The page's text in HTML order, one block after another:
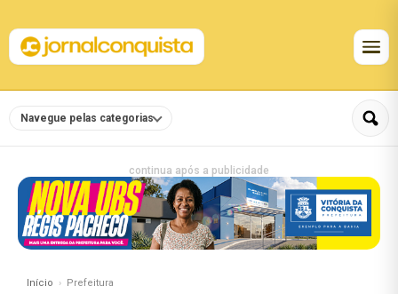
Navegue pelas categorias
continua após a publicidade
Início Prefeitura